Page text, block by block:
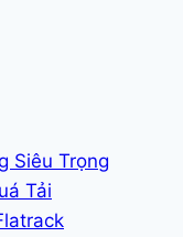
Siêu Trọng
Tải